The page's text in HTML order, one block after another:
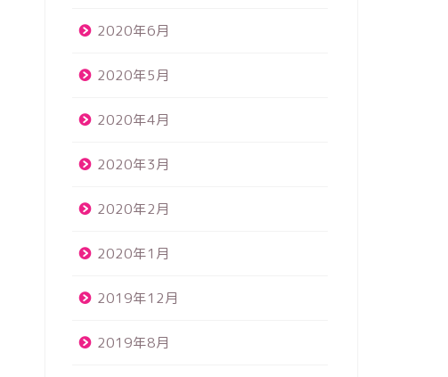
2020年6月
2020年5月
2020年4月
2020年3月
2020年2月
2020年1月
2019年12月
2019年8月